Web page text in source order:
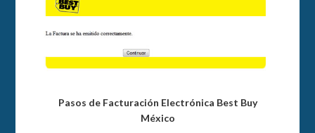
Pasos de Facturación Electrónica Best Buy
México